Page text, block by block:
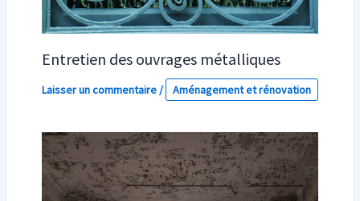
Entretien des ouvrages métalliques
Laisser un commentaire/ Aménagement et rénovation